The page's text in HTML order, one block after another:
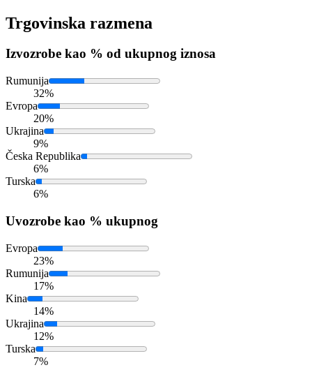
Trgovinska razmena
Izvozrobe kao % od ukupnog iznosa
Rumunija
32%
Evropa
20%
Ukrajina
9%
Česka Republika
6%
Turska
6%
Uvozrobe kao % ukupnog
Evropa
23%
Rumunija
17%
Kina
14%
Ukrajina
12%
Turska
7%